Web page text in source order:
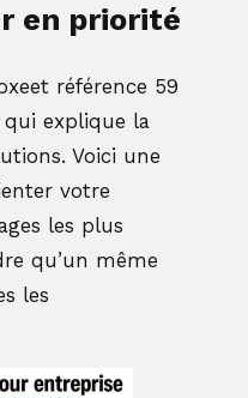
en priorité
référence 59
qui explique la
Voici une
votre
les plus
qu’un même
les